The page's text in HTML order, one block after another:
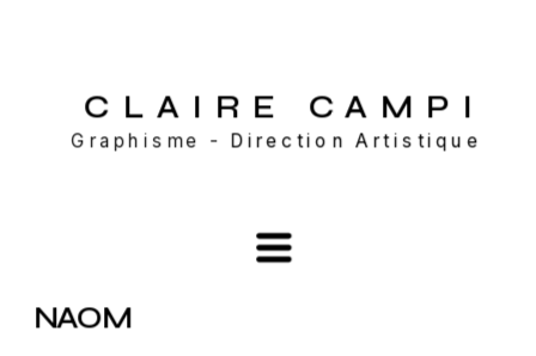
CLAIRE CAMP I
Graphisme - Direction Artistique
NAOM